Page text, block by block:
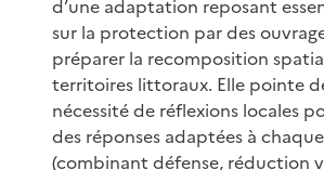
d’une adaptation reposant
sur la protection par des
préparer la recomposition
territoires littoraux. Elle pointe
nécessité de réflexions locales
des réponses adaptées à
(combinant défense, réduction